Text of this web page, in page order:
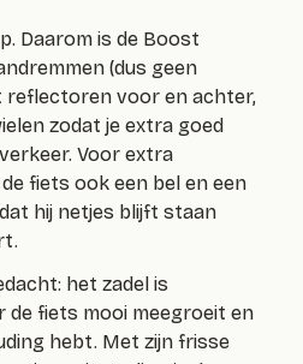
Daarom is de Boost
(dus geen
reflectoren voor en achter,
zodat je extra goed
Voor extra
fiets ook een bel en een
hij netjes blijft staan
het zadel is
de fiets mooi meegroeit en
hebt. Met zijn frisse